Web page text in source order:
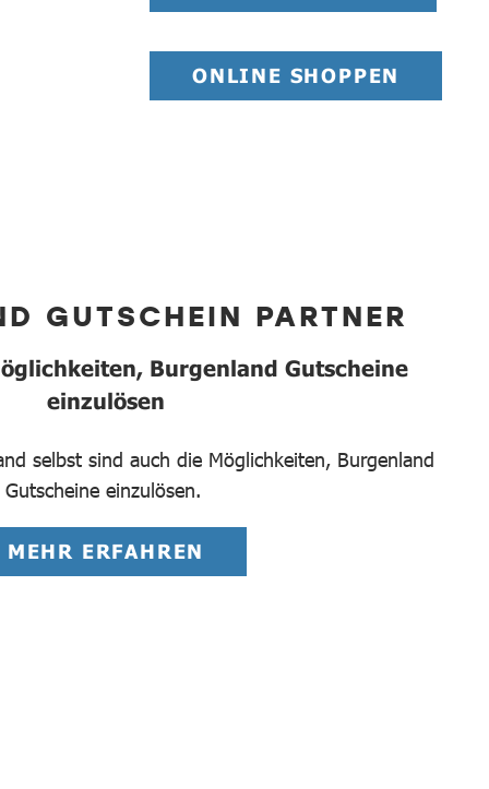
ONLINE SHOPPEN
GUTSCHEIN PARTNER
Burgenland Gutscheine
einzulösen
selbst sind auch die Möglichkeiten, Burgenland
Gutscheine einzulösen.
MEHR ERFAHREN